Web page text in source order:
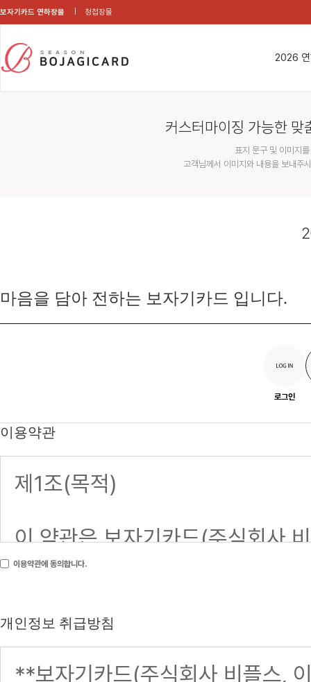
보자기카드 연하장몰 청첩장몰
2026
커스터마이징 가능한 맞
표지 문구 및 이미지
고객님께서 이미지와 내용을 보내주
마음을 담아 전하는 보자기카드 입니다.
로그인
이용약관
이용약관에 동의합니다.
개인정보 취급방침